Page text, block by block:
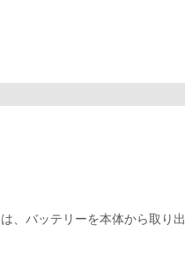
、バッテリーを本体から取り出